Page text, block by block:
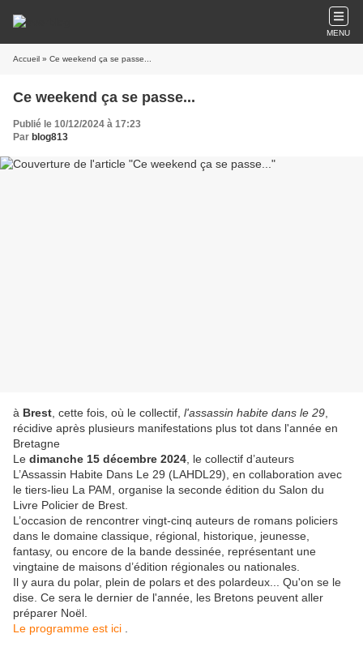
MENU
Accueil » Ce weekend ça se passe...
Ce weekend ça se passe...
Publié le 10/12/2024 à 17:23
Par blog813
à Brest , cette fois, où le collectif, l'assassin habite dans le 29
récidive après plusieurs manifestations plus tot dans l'année en
Bretagne
Le dimanche 15 décembre 2024 , le collectif d’auteurs
L’Assassin Habite Dans Le 29 (LAHDL29), en collaboration avec
le tiers-lieu La PAM, organise la seconde édition du Salon du
Livre Policier de Brest.
L’occasion de rencontrer vingt-cinq auteurs de romans policiers
dans le domaine classique, régional, historique, jeunesse,
fantasy, ou encore de la bande dessinée, représentant une
vingtaine de maisons d’édition régionales ou nationales.
Il y aura du polar, plein de polars et des polardeux... Qu'on se le
dise. Ce sera le dernier de l'année, les Bretons peuvent aller
préparer Noël.
Le programme est ici